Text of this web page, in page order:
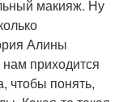
макияж. Ну
Алины
приходится
чтобы понять,